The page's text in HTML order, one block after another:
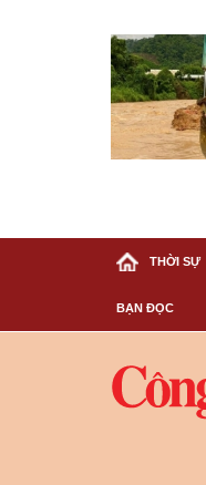
THỜI SỰ
BẠN ĐỌC